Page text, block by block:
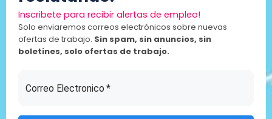
Inscribete para recibir alertas de empleo!
Solo enviaremos correos electrónicos sobre nuevas
ofertas de trabajo. Sin spam, sin anuncios, sin
boletines, solo ofertas de trabajo.
Correo Electronico *